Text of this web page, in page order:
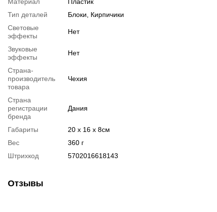
Тип деталей
Блоки, Кирпичики
Световые
эффекты
Нет
Звуковые
эффекты
Нет
Страна-
производитель
товара
Чехия
Страна
регистрации
бренда
Дания
Габариты
20 x 16 x 8см
Вес
360 г
Штрихкод
5702016618143
Отзывы